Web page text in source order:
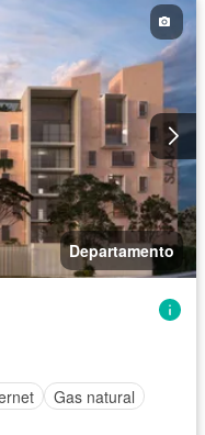
Departamento
Gas natural